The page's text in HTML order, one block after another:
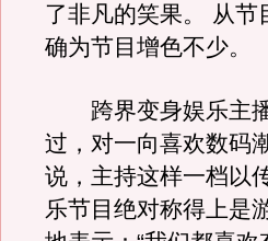
了非凡的笑果。 从
确为节目增色不少。
跨界变身娱乐主播
过，对一向喜欢数码
说，主持这样一档以
乐节目绝对称得上是